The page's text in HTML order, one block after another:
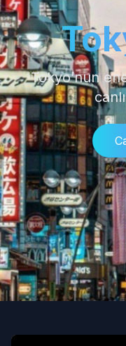
Tokyo’nun